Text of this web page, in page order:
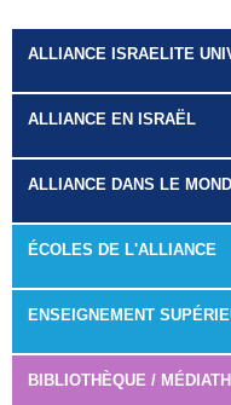
ALLIANCE ISRAELITE
ALLIANCE EN ISRAËL
ALLIANCE DANS LE
ÉCOLES DE L'ALLIANCE
ENSEIGNEMENT
BIBLIOTHÈQUE /